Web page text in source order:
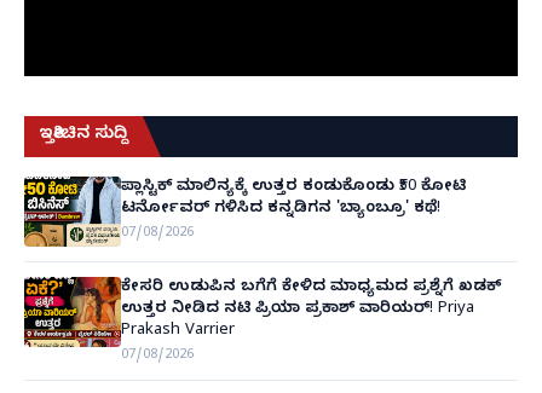
ಇತ್ತೀಚಿನ ಸುದ್ದಿ
ಪ್ಲಾಸ್ಟಿಕ್ ಮಾಲಿನ್ಯಕ್ಕೆ ಉತ್ತರ ಕಂಡುಕೊಂಡು ₹50 ಕೋಟಿ
ಟರ್ನೋವರ್ ಗಳಿಸಿದ ಕನ್ನಡಿಗನ 'ಬ್ಯಾಂಬ್ರೂ' ಕಥೆ!
07/08/2026
ಕೇಸರಿ ಉಡುಪಿನ ಬಗೆಗೆ ಕೇಳಿದ ಮಾಧ್ಯಮದ ಪ್ರಶ್ನೆಗೆ ಖಡಕ್
ಉತ್ತರ ನೀಡಿದ ನಟಿ ಪ್ರಿಯಾ ಪ್ರಕಾಶ್ ವಾರಿಯರ್! Priya
Prakash Varrier
07/08/2026